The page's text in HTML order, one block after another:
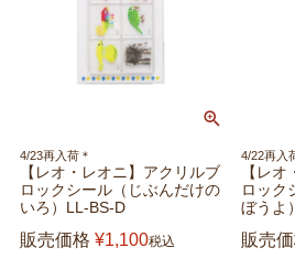
4/23再入荷＊
【レオ・レオニ】アクリルブ
ロックシール（じぶんだけの
いろ）LL-BS-D
販売価格 ¥1,100税込
4/22再入
【レ
ロック
ぼうよ
販売